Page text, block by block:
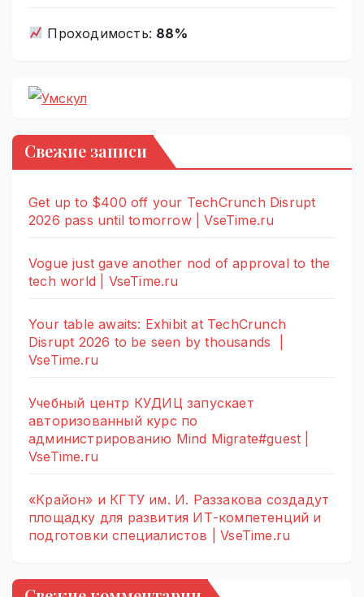
Проходимость: 88%
Свежие записи
Get up to $400 off your TechCrunch Disrupt
2026 pass until tomorrow | VseTime.ru
Vogue just gave another nod of approval to the
tech world | VseTime.ru
Your table awaits: Exhibit at TechCrunch
Disrupt 2026 to be seen by thousands |
VseTime.ru
Учебный центр КУДИЦ запускает
авторизованный курс по
администрированию Mind Migrate#guest |
VseTime.ru
«Крайон» и КГТУ им. И. Раззакова создадут
площадку для развития ИТ-компетенций и
подготовки специалистов | VseTime.ru